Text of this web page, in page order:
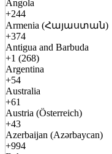
Angola
+244
Armenia (Հայաստան)
+374
Antigua and Barbuda
+1 (268)
Argentina
+54
Australia
+61
Austria (Österreich)
+43
Azerbaijan (Azərbaycan)
+994